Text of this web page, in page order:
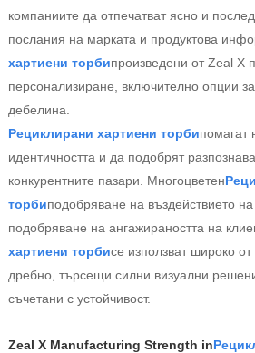
компаниите да отпечатват ясно и
послания на марката и продуктова
хартиени торбипроизведени от Zeal X
персонализиране, включително опции
дебелина.
Рециклирани хартиени торбипомагат
идентичността и да подобрят
конкурентните пазари. Многоцветен
торбиподобряване на въздействието
подобряване на ангажираността на
хартиени торбисе използват широко
дребно, търсещи силни визуални
съчетани с устойчивост.
Zeal X Manufacturing Strength in